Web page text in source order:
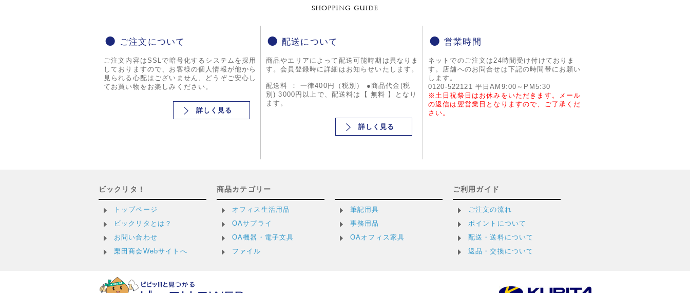
ご注文について
ご注文内容はSSLで暗号化するシステムを採用
しておりますので、お客様の個人情報が他から
見られる心配はございません、どうぞご安心し
てお買い物をお楽しみください。
詳しく見る
配送について
商品やエリアによって配送可能時期は異なりま
す。会員登録時に詳細はお知らせいたします。
配送料 ： 一律400円（税別） ●商品代金(税
別) 3000円以上で、配送料は【 無料 】となり
ます。
詳しく見る
営業時間
ネットでのご注文は24時間受け付けておりま
す。店舗へのお問合せは下記の時間帯にお願い
します。
0120-522121 平日AM9:00～PM5:30
※土日祝祭日はお休みをいただきます。メール
の返信は翌営業日となりますので、ご了承くだ
さい。
ビックリタ！
トップページ
ビックリタとは？
お問い合わせ
栗田商会Webサイトへ
商品カテゴリー
オフィス生活用品
OAサプライ
OA機器・電子文具
ファイル
筆記用具
事務用品
OAオフィス家具
ご利用ガイド
ご注文の流れ
ポイントについて
配送・送料について
返品・交換について